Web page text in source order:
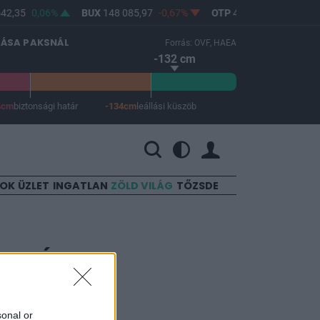
or
0,06% BUX148 085,97 -0,67% OTP46 750
PAKSNÁL Forrás: OVF, HAEA
-132 cm
biztonsági határ -134cmleállási küszöb
ÜZLET INGATLAN ZÖLD VILÁG TŐZSDE
még